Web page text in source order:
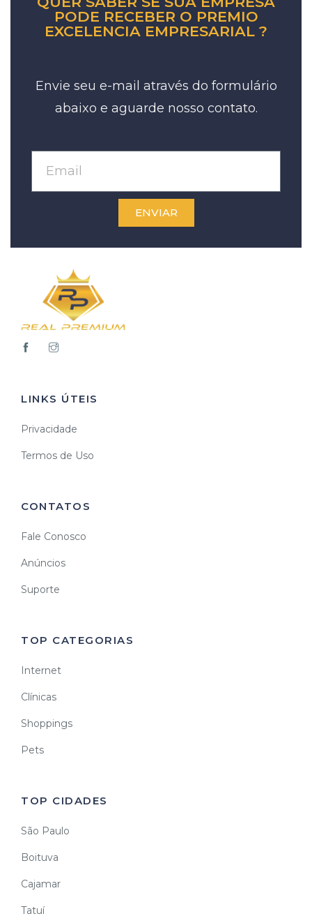
PODE RECEBER O PREMIO
EXCELENCIA EMPRESARIAL ?
Envie seu e-mail através do formulário
abaixo e aguarde nosso contato.
ENVIAR
LINKS ÚTEIS
Privacidade
Termos de Uso
CONTATOS
Fale Conosco
Anúncios
Suporte
TOP CATEGORIAS
Internet
Clínicas
Shoppings
Pets
TOP CIDADES
São Paulo
Boituva
Cajamar
Tatuí